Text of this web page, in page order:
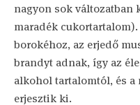
nagyon sok változatban
maradék
borokéhoz, az erjedő
brandyt adnak, így az
alkohol tartalomtól, és a
erjesztik ki.